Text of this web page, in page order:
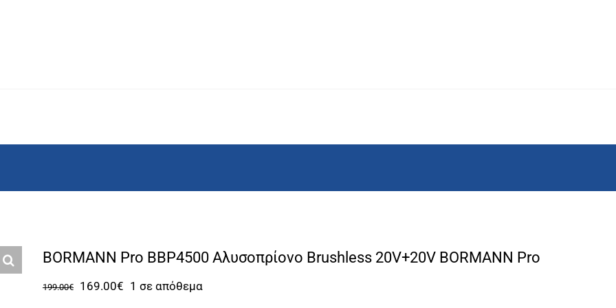
BORMANN Pro BBP4500 Αλυσοπρίονο Brushless 20V+20V BORMANN Pro
199.00€
Original
169.00€ Η1 σε απόθεμα